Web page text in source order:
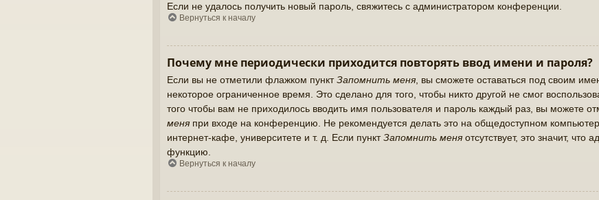
Если не удалось получить новый пароль, свяжитесь с администратором конференции.
Вернуться к началу
Почему мне периодически приходится повторять ввод имени и пароля?
Если вы не отметили флажком пунктЗапомнить меня, вы сможете оставаться под своим
некоторое ограниченное время. Это сделано для того, чтобы никто другой не смог
того чтобы вам не приходилось вводить имя пользователя и пароль каждый раз, вы можете
меня при входе на конференцию. Не рекомендуется делать это на общедоступном
интернет-кафе, университете и т. д. Если пунктЗапомнить меня отсутствует, это значит, что
функцию.
Вернуться к началу